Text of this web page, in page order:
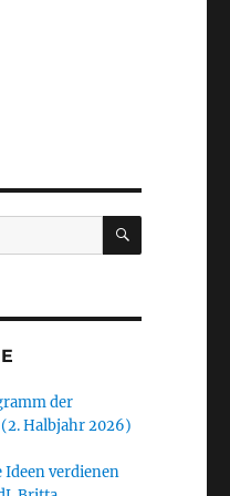
SUCHEN
der
Halbjahr 2026)
Ideen verdienen